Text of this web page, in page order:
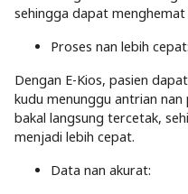
sehingga dapat menghemat
Proses nan lebih cepat:
Dengan E-Kios, pasien
kudu menunggu antrian
bakal langsung tercetak,
menjadi lebih cepat.
Data nan akurat: